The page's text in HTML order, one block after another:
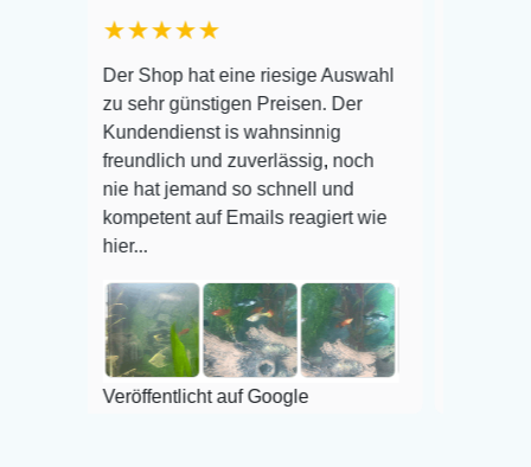
★★★★★
Der Shop hat eine riesige Auswahl
zu sehr günstigen Preisen. Der
Kundendienst is wahnsinnig
freundlich und zuverlässig, noch
nie hat jemand so schnell und
kompetent auf Emails reagiert wie
Veröffentlicht auf Google
Auswahl plus